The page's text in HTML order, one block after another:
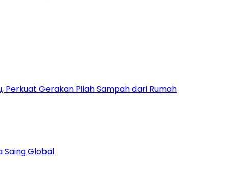
Perkuat Gerakan Pilah Sampah dari Rumah
Saing Global